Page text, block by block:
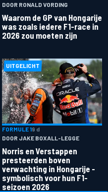
DOOR RONALD VORDING
Waarom de GP van Hongarije
was zoals iedere F1-race in
2026 zou moeten zijn
UITGELICHT
FORMULE 19 d
DOOR JAKE BOXALL-LEGGE
Norris en Verstappen
presteerden boven
verwachting in Hongarije -
symbolisch voor hun F1-
seizoen 2026